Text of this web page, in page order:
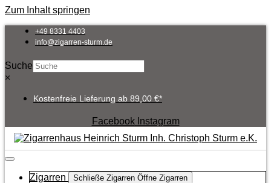
Zum Inhalt springen
+49 8331 4403
info@zigarren-sturm.de
Suche
×
Kostenfreie Lieferung ab 89,00 €*
Facebook Instagram
Zigarren Schließe Zigarren Öffne Zigarren